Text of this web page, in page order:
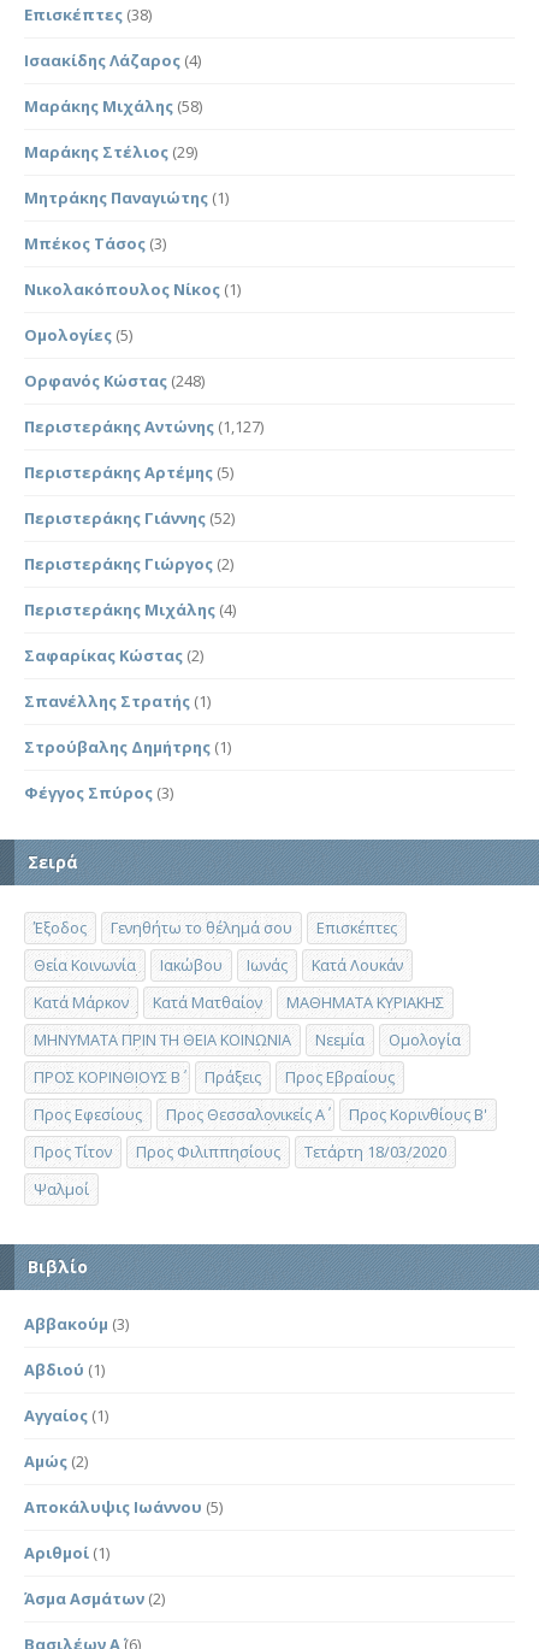
Επισκέπτες (38)
Ισαακίδης Λάζαρος (4)
Μαράκης Μιχάλης (58)
Μαράκης Στέλιος (29)
Μητράκης Παναγιώτης (1)
Μπέκος Τάσος (3)
Νικολακόπουλος Νίκος (1)
Ομολογίες (5)
Ορφανός Κώστας (248)
Περιστεράκης Αντώνης (1,127)
Περιστεράκης Αρτέμης (5)
Περιστεράκης Γιάννης (52)
Περιστεράκης Γιώργος (2)
Περιστεράκης Μιχάλης (4)
Σαφαρίκας Κώστας (2)
Σπανέλλης Στρατής (1)
Στρούβαλης Δημήτρης (1)
Φέγγος Σπύρος (3)
Σειρά
Έξοδος Γενηθήτω το θέλημά σου
Επισκέπτες
Θεία Κοινωνία
Ιακώβου Ιωνάς
Κατά Λουκάν
Κατά Μάρκον
Κατά Ματθαίον
ΜΑΘΗΜΑΤΑ ΚΥΡΙΑΚΗΣ
ΜΗΝΥΜΑΤΑ ΠΡΙΝ ΤΗ ΘΕΙΑ ΚΟΙΝΩΝΙΑ
Νεεμία
Ομολογία
ΠΡΟΣ ΚΟΡΙΝΘΙΟΥΣ Β΄
Πράξεις
Προς Εβραίους
Προς Εφεσίους
Προς Θεσσαλονικείς Α΄
Προς Κορινθίους Β'
Προς Τίτον
Προς Φιλιππησίους
Τετάρτη 18/03/2020
Ψαλμοί
Βιβλίο
Αββακούμ (3)
Αβδιού (1)
Αγγαίος (1)
Αμώς (2)
Αποκάλυψις Ιωάννου (5)
Αριθμοί (1)
Άσμα Ασμάτων (2)
Βασιλέων Α΄(6)